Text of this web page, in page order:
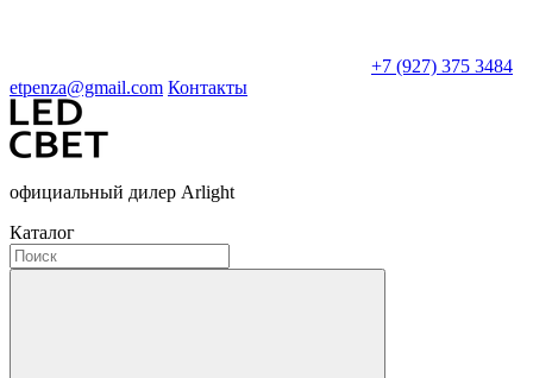
+7 (927) 375 3484
etpenza@gmail.com Контакты
официальный дилер Arlight
Каталог